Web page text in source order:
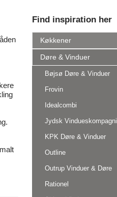
​Find inspiration her
Køkkener
Døre & Vinduer
Bøjsø Døre & Vinduer
Frovin
Idealcombi
Jydsk Vindueskompagni
KPK Døre & Vinduer
Outline
Outrup Vinduer & Døre
Rationel